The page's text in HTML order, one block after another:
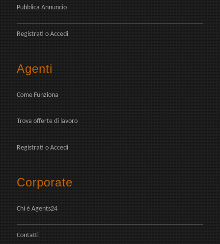
Pubblica Annuncio
Registrati o Accedi
Agenti
Come Funziona
Trova offerte di lavoro
Registrati o Accedi
Corporate
Chi é Agents24
Contatti